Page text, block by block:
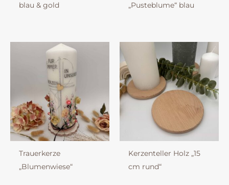
blau & gold
„Pusteblume“ blau
Trauerkerze
„Blumenwiese“
Kerzenteller Holz „15
cm rund“